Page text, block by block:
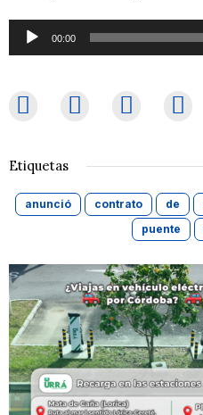
Reproductor
de
00:00
Etiquetas
anunció contrato de
puente